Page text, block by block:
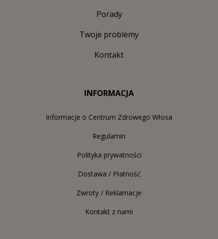
Porady
Twoje problemy
Kontakt
INFORMACJA
Informacje o Centrum Zdrowego Włosa
Regulamin
Polityka prywatności
Dostawa / Płatność
Zwroty / Reklamacje
Kontakt z nami